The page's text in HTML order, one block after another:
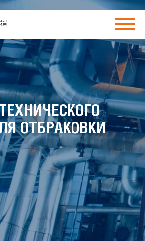
ОТБРАКОВКИ